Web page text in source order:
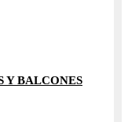
Y BALCONES